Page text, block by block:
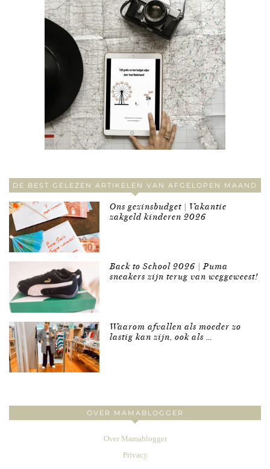
DE BEST GELEZEN ARTIKELEN VAN AFGELOPEN MAAND
Ons gezinsbudget | Vakantie
zakgeld kinderen 2026
Back to School 2026 | Puma
sneakers zijn terug van weggeweest!
Waarom afvallen als moeder zo
lastig kan zijn, ook als …
OVER MAMABLOGGER
Over Mamablogger
Privacy